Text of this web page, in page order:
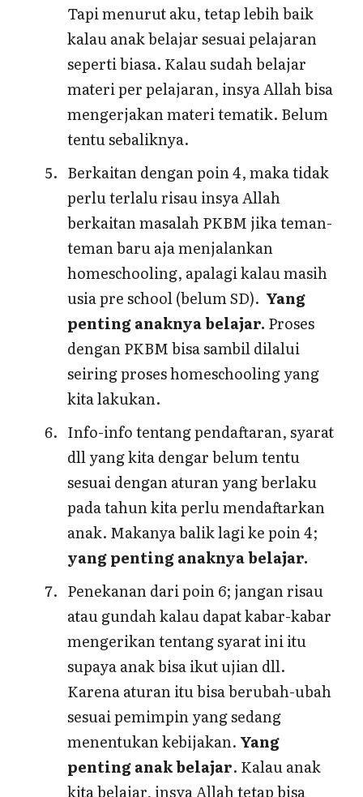
Tapi menurut aku, tetap lebih baik
kalau anak belajar sesuai pelajaran
seperti biasa. Kalau sudah belajar
materi per pelajaran, insya Allah bisa
mengerjakan materi tematik. Belum
tentu sebaliknya.
Berkaitan dengan poin 4, maka tidak
perlu terlalu risau insya Allah
berkaitan masalah PKBM jika teman-
teman baru aja menjalankan
homeschooling, apalagi kalau masih
usia pre school (belum SD). Yang
penting anaknya belajar. Proses
dengan PKBM bisa sambil dilalui
seiring proses homeschooling yang
kita lakukan.
Info-info tentang pendaftaran, syarat
dll yang kita dengar belum tentu
sesuai dengan aturan yang berlaku
pada tahun kita perlu mendaftarkan
anak. Makanya balik lagi ke poin 4;
yang penting anaknya belajar.
Penekanan dari poin 6; jangan risau
atau gundah kalau dapat kabar-kabar
mengerikan tentang syarat ini itu
supaya anak bisa ikut ujian dll.
Karena aturan itu bisa berubah-ubah
sesuai pemimpin yang sedang
menentukan kebijakan. Yang
penting anak belajar. Kalau anak
kita belajar, insya Allah tetap bisa